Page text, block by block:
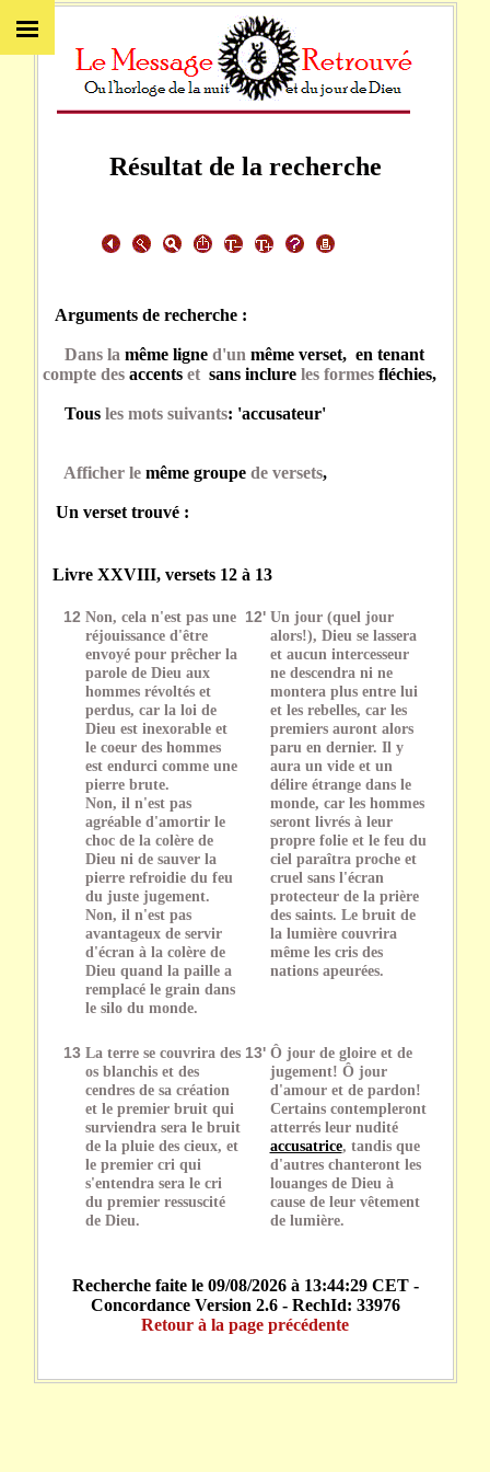
Résultat de la recherche
Arguments de recherche :
Dans la même ligne d'un même verset, en tenant
compte des accents et sans inclureles formes fléchies,
Tous les mots suivants: 'accusateur'
Afficher le même groupede versets,
Un verset trouvé :
Livre XXVIII, versets 12 à 13
12 Non, cela n'est pas une
réjouissance d'être
envoyé pour prêcher la
parole de Dieu aux
hommes révoltés et
perdus, car la loi de
Dieu est inexorable et
le coeur des hommes
est endurci comme une
pierre brute.
Non, il n'est pas
agréable d'amortir le
choc de la colère de
Dieu ni de sauver la
pierre refroidie du feu
du juste jugement.
Non, il n'est pas
avantageux de servir
d'écran à la colère de
Dieu quand la paille a
remplacé le grain dans
le silo du monde.
12' Un jour (quel jour
alors!), Dieu se lassera
et aucun intercesseur
ne descendra ni ne
montera plus entre lui
et les rebelles, car les
premiers auront alors
paru en dernier. Il y
aura un vide et un
délire étrange dans le
monde, car les hommes
seront livrés à leur
propre folie et le feu du
ciel paraîtra proche et
cruel sans l'écran
protecteur de la prière
des saints. Le bruit de
la lumière couvrira
même les cris des
nations apeurées.
13 La terre se couvrira des
os blanchis et des
cendres de sa création
et le premier bruit qui
surviendra sera le bruit
de la pluie des cieux, et
le premier cri qui
s'entendra sera le cri
du premier ressuscité
de Dieu.
13' Ô jour de gloire et de
jugement! Ô jour
d'amour et de pardon!
Certains contempleront
atterrés leur nudité
accusatrice, tandis que
d'autres chanteront les
louanges de Dieu à
cause de leur vêtement
de lumière.
Recherche faite le 09/08/2026 à 13:44:29 CET -
Concordance Version 2.6 - RechId: 33976
Retour à la page précédente